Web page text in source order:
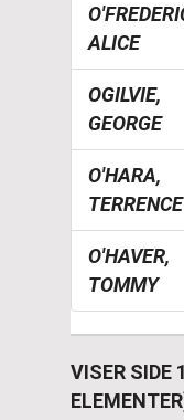
ALICE
OGILVIE,
GEORGE
O'HARA,
TERRENCE
O'HAVER,
TOMMY
VISER SIDE